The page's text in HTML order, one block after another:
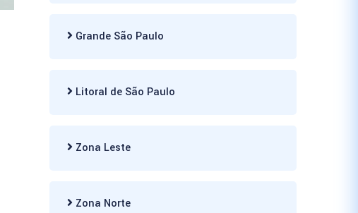
Grande São Paulo
Litoral de São Paulo
Zona Leste
Zona Norte